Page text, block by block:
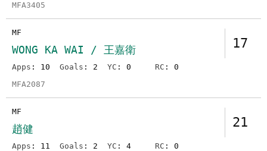
MFA3405
17
MF
WONG KA WAI / 王嘉衛
Apps : 10 Goals : 2 YC : 0 RC : 0
MFA2087
21
MF
趙健
Apps : 11 Goals : 2 YC : 4 RC : 0